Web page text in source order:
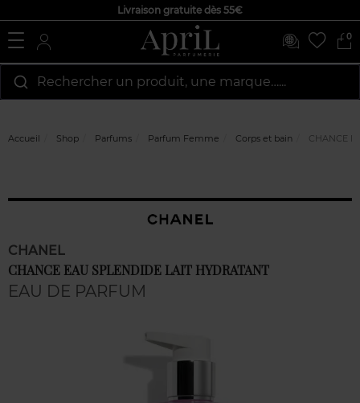
Livraison gratuite dès 55€
0
Rechercher un produit, une marque…...
Accueil Shop Parfums Parfum Femme Corps et bain CHANCE
CHANEL
CHANCE EAU SPLENDIDE LAIT HYDRATANT
EAU DE PARFUM